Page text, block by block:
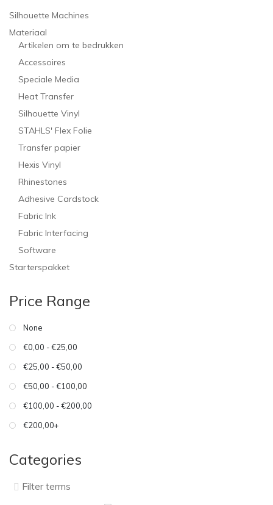
Silhouette Machines
Materiaal
Artikelen om te bedrukken
Accessoires
Speciale Media
Heat Transfer
Silhouette Vinyl
STAHLS' Flex Folie
Transfer papier
Hexis Vinyl
Rhinestones
Adhesive Cardstock
Fabric Ink
Fabric Interfacing
Software
Starterspakket
Price Range
None
€0,00 - €25,00
€25,00 - €50,00
€50,00 - €100,00
€100,00 - €200,00
€200,00+
Categories